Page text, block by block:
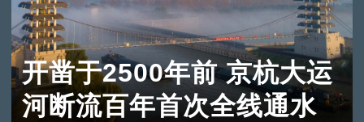
开凿于2500年前 京杭大运
河断流百年首次全线通水